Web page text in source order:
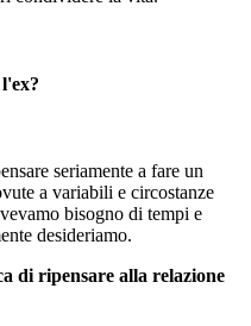
seriamente a fare un
a variabili e circostanze
bisogno di tempi e
desideriamo.
di ripensare alla relazione